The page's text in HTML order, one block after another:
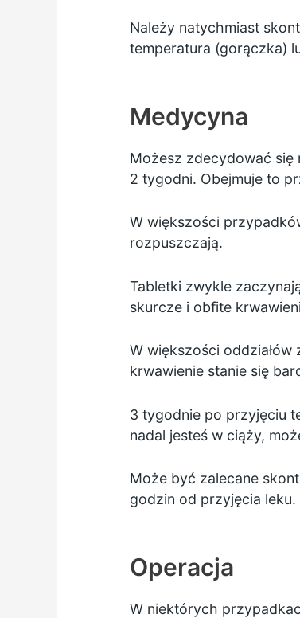
Należy natychmiast
temperatura (gorączka)
Medycyna
Możesz zdecydować się
2 tygodni. Obejmuje to
W większości
rozpuszczają.
Tabletki zwykle
skurcze i obfite
W większości oddziałów
krwawienie stanie się
3 tygodnie po przyjęciu
nadal jesteś w ciąży,
Może być zalecane
godzin od przyjęcia leku.
Operacja
W niektórych